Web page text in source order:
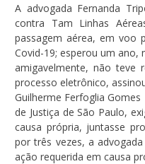
A advogada Fernanda
contra Tam Linhas
passagem aérea, em voo
Covid-19; esperou um ano,
amigavelmente, não teve
processo eletrônico,
Guilherme Ferfoglia Gomes
de Justiça de São Paulo,
causa própria, juntasse
por três vezes, a
ação requerida em causa